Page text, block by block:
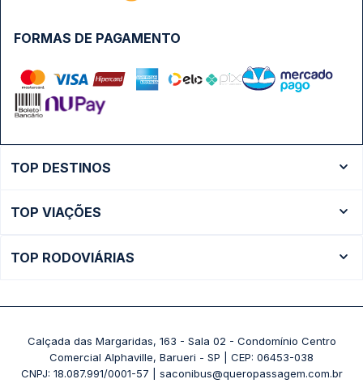
FORMAS DE PAGAMENTO
TOP DESTINOS
Ônibus São Paulo
TOP VIAÇÕES
Passagens Pássaro Marron
+ Viações
TOP RODOVIÁRIAS
Rodoviária Belo Horizonte - Gov. Israel Pinheiro (Tergip)
Rodoviária Curitiba
Calçada das Margaridas, 163 - Sala 02 - Condomínio Centro
Comercial Alphaville, Barueri - SP | CEP: 06453-038
CNPJ: 18.087.991/0001-57 | saconibus@queropassagem.com.br